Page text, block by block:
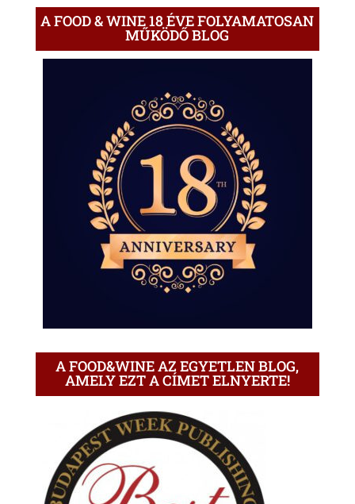
A FOOD & WINE 18 ÉVE FOLYAMATOSAN
MŰKÖDŐ BLOG
A FOOD&WINE AZ EGYETLEN BLOG,
AMELY EZT A CÍMET ELNYERTE!